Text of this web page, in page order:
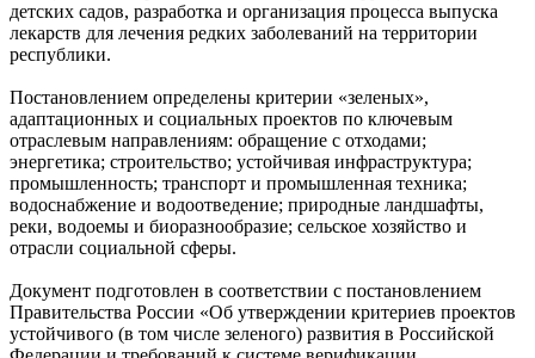
детских садов, разработка и организация процесса выпуска
лекарств для лечения редких заболеваний на территории
республики.
Постановлением определены критерии «зеленых»,
адаптационных и социальных проектов по ключевым
отраслевым направлениям: обращение с отходами;
энергетика; строительство; устойчивая инфраструктура;
промышленность; транспорт и промышленная техника;
водоснабжение и водоотведение; природные ландшафты,
реки, водоемы и биоразнообразие; сельское хозяйство и
отрасли социальной сферы.
Документ подготовлен в соответствии с постановлением
Правительства России «Об утверждении критериев проектов
устойчивого (в том числе зеленого) развития в Российской